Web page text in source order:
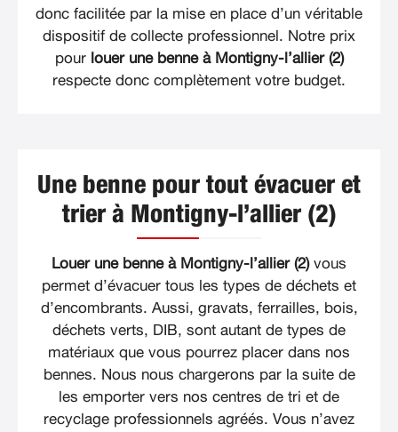
donc facilitée par la mise en place d’un véritable
dispositif de collecte professionnel. Notre prix
pour louer une benne à Montigny-l’allier (2)
respecte donc complètement votre budget.
Une benne pour tout évacuer et
trier à Montigny-l’allier (2)
Louer une benne à Montigny-l’allier (2)vous
permet d’évacuer tous les types de déchets et
d’encombrants. Aussi, gravats, ferrailles, bois,
déchets verts, DIB, sont autant de types de
matériaux que vous pourrez placer dans nos
bennes. Nous nous chargerons par la suite de
les emporter vers nos centres de tri et de
recyclage professionnels agréés. Vous n’avez